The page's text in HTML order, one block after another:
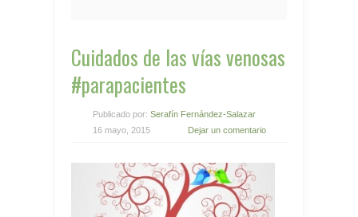
Cuidados de las vías venosas
#parapacientes
Publicado por: Serafín Fernández-Salazar
16 mayo, 2015
Dejar un comentario